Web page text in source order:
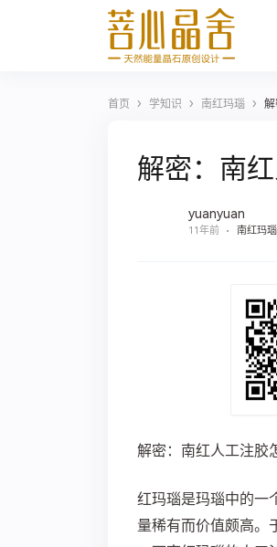
首页 › 学知识 › 南红玛瑙 ›
解密：南
yuanyuan
11年前 南红玛瑙
解密：南红人工注胶
红玛瑙是玛瑙中的一
量稀有而价值颇高。